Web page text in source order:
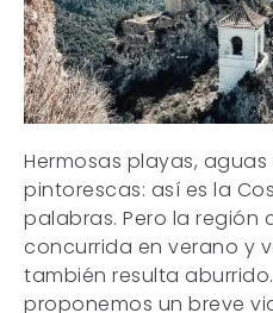
Hermosas playas,
pintorescas: así es la
palabras. Pero la
concurrida en verano y
también resulta
proponemos un breve